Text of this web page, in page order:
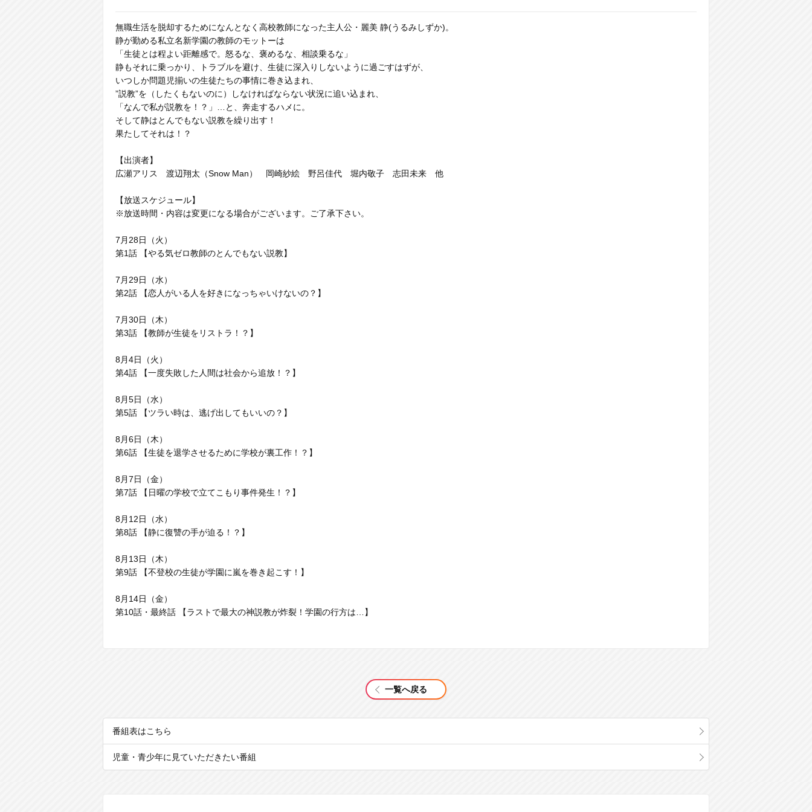
無職生活を脱却するためになんとなく高校教師になった主人公・麗美 静(うるみしずか)。
静が勤める私立名新学園の教師のモットーは
「生徒とは程よい距離感で。怒るな、褒めるな、相談乗るな」
静もそれに乗っかり、トラブルを避け、生徒に深入りしないように過ごすはずが、
いつしか問題児揃いの生徒たちの事情に巻き込まれ、
”説教”を（したくもないのに）しなければならない状況に追い込まれ、
「なんで私が説教を！？」…と、奔走するハメに。
そして静はとんでもない説教を繰り出す！
果たしてそれは！？
【出演者】
広瀬アリス 渡辺翔太（Snow Man） 岡崎紗絵 野呂佳代 堀内敬子 志田未来 他
【放送スケジュール】
※放送時間・内容は変更になる場合がございます。ご了承下さい。
7月28日（火）
第1話 【やる気ゼロ教師のとんでもない説教】
7月29日（水）
第2話 【恋人がいる人を好きになっちゃいけないの？】
7月30日（木）
第3話 【教師が生徒をリストラ！？】
8月4日（火）
第4話 【一度失敗した人間は社会から追放！？】
8月5日（水）
第5話 【ツラい時は、逃げ出してもいいの？】
8月6日（木）
第6話 【生徒を退学させるために学校が裏工作！？】
8月7日（金）
第7話 【日曜の学校で立てこもり事件発生！？】
8月12日（水）
第8話 【静に復讐の手が迫る！？】
8月13日（木）
第9話 【不登校の生徒が学園に嵐を巻き起こす！】
8月14日（金）
第10話・最終話 【ラストで最大の神説教が炸裂！学園の行方は…】
一覧へ戻る
番組表はこちら
児童・青少年に見ていただきたい番組